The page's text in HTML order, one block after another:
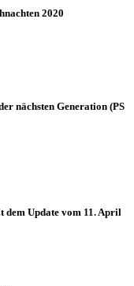
2020
nächsten Generation (PS
dem Update vom 11. April